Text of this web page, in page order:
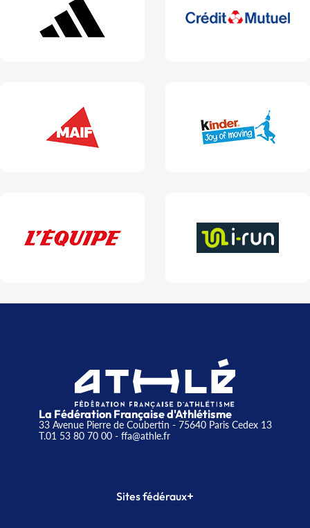
La Fédération Française d'Athlétisme
33 Avenue Pierre de Coubertin - 75640 Paris Cedex 13
T.01 53 80 70 00- ffa@athle.fr
Sites fédéraux+